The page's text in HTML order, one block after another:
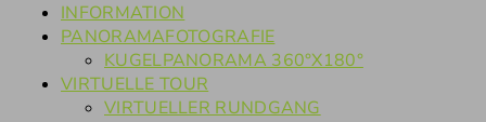
INFORMATION
PANORAMAFOTOGRAFIE
KUGELPANORAMA 360°X180°
VIRTUELLE TOUR
VIRTUELLER RUNDGANG